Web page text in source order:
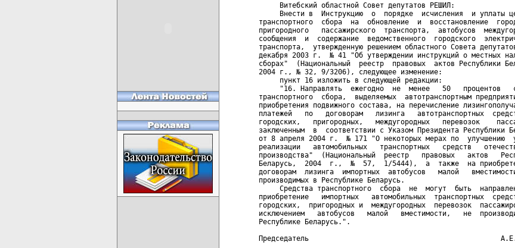
     Витебский областной Совет депутатов РЕШИЛ:
Внести в  Инструкцию  о  порядке  исчисления  и уплаты
транспортного  сбора  на  обновление  и  восстановление
пригородного   пассажирского  транспорта,  автобусов
сообщения  и  содержание  ведомственного  городского
транспорта,  утвержденную решением областного Совета
декабря 2003 г.  № 41 "Об утверждении инструкций о местных
сборах"  (Национальный  реестр  правовых  актов Республики
2004 г., № 32, 9/3206), следующее изменение:
     пункт 16 изложить в следующей редакции:
"16. Направлять  ежегодно  не  менее   50   процентов
транспортного  сбора,  выделяемых  автотранспортным
приобретения подвижного состава, на перечисление
платежей   по   договорам   лизинга   автотранспортных
городских,   пригородных,   междугородных   перевозок
заключенным  в  соответствии с Указом Президента Республики
от 8 апреля 2004 г.  № 171 "О некоторых мерах по  улучшению
реализации   автомобильных   транспортных   средств
производства"  (Национальный  реестр   правовых   актов
Беларусь,  2004  г.,  №  57,  1/5444),  а  также  на
договорам  лизинга  импортных  автобусов   малой
производимых в Республике Беларусь.
Средства транспортного  сбора  не  могут  быть
приобретение   импортных   автомобильных  транспортных
городских,  пригородных и  междугородных  перевозок
исключением   автобусов   малой   вместимости,   не
Республике Беларусь.".
Председатель